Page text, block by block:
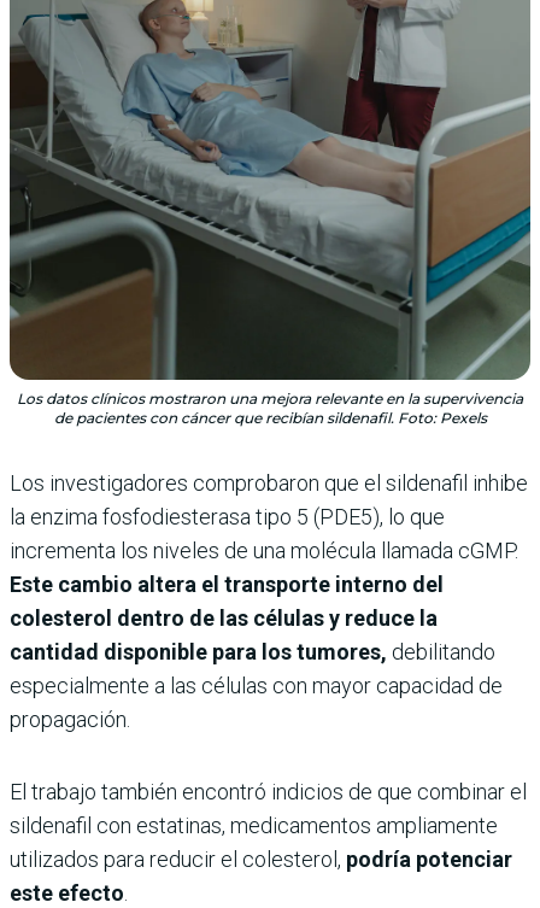
Los datos clínicos mostraron una mejora relevante en la supervivencia
de pacientes con cáncer que recibían sildenafil. Foto: Pexels
Los investigadores comprobaron que el sildenafil inhibe
la enzima fosfodiesterasa tipo 5 (PDE5), lo que
incrementa los niveles de una molécula llamada cGMP.
Este cambio altera el transporte interno del
colesterol dentro de las células y reduce la
cantidad disponible para los tumores, debilitando
especialmente a las células con mayor capacidad de
propagación.
El trabajo también encontró indicios de que combinar el
sildenafil con estatinas, medicamentos ampliamente
utilizados para reducir el colesterol, podría potenciar
este efecto.